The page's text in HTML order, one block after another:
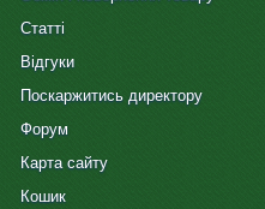
Статті
Відгуки
Поскаржитись директору
Форум
Карта сайту
Кошик